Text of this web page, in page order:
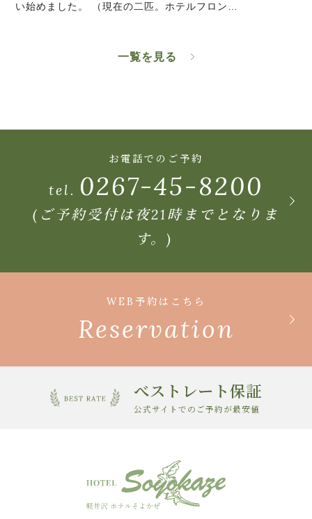
い始めました。 （現在の二匹。ホテルフロン…
一覧を見る
お電話でのご予約
tel. 0267-45-8200
(ご予約受付は夜21時までとなりま
す。)
WEB予約はこちら
Reservation
べストレート保証
公式サイトでのご予約が最安値